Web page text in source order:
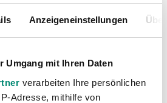
Anzeigeneinstellungen
Umgang mit Ihren Daten
verarbeiten Ihre persönlichen
Adresse, mithilfe von
(2867)